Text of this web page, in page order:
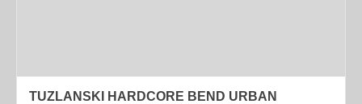
TUZLANSKI HARDCORE BEND URBAN